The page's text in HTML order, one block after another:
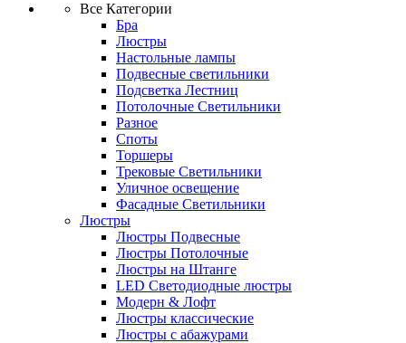
Все Категории
Бра
Люстры
Настольные лампы
Подвесные светильники
Подсветка Лестниц
Потолочные Светильники
Разное
Споты
Торшеры
Трековые Светильники
Уличное освещение
Фасадные Светильники
Люстры
Люстры Подвесные
Люстры Потолочные
Люстры на Штанге
LED Светодиодные люстры
Модерн & Лофт
Люстры классические
Люстры с абажурами